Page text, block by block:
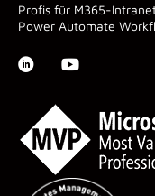
Profis für M365-
Power Automate